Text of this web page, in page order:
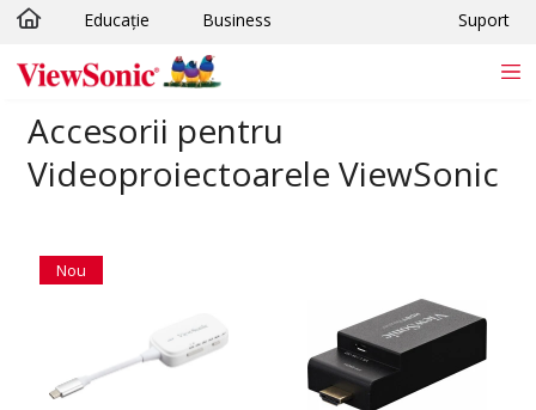
Sari la conținutul principal
Educație Business Suport
Accesorii pentru
Videoproiectoarele ViewSonic
Nou